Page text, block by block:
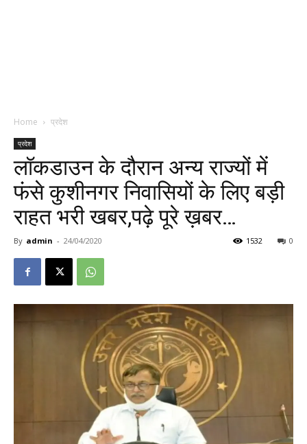
Home प्रदेश
प्रदेश
लॉकडाउन के दौरान अन्य राज्यों में
फंसे कुशीनगर निवासियों के लिए बड़ी
राहत भरी खबर,पढ़े पूरे ख़बर…
By admin - 24/04/2020 0
1532